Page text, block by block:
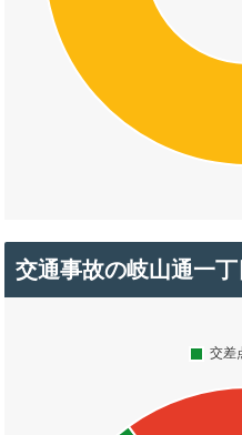
交通事故の岐山通一